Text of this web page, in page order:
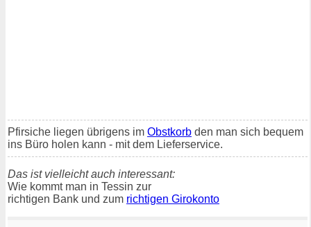
Pfirsiche liegen übrigens im Obstkorb den man sich bequem
ins Büro holen kann - mit dem Lieferservice.
Das ist vielleicht auch interessant:
Wie kommt man in Tessin zur
richtigen Bank und zum richtigen Girokonto